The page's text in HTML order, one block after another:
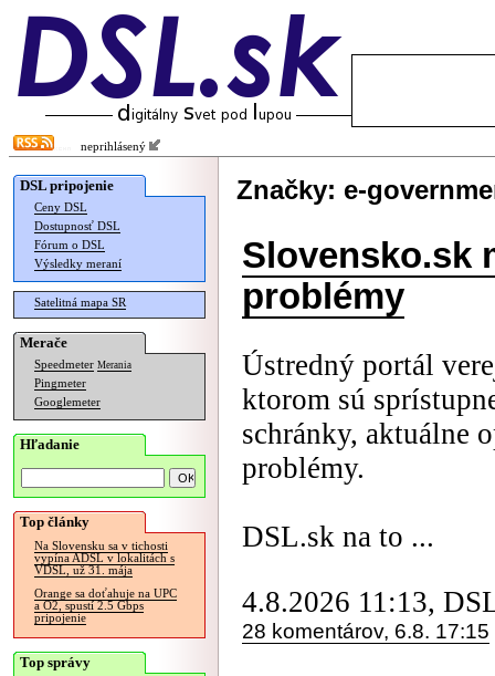
neprihlásený
DSL pripojenie
Ceny DSL
Dostupnosť DSL
Fórum o DSL
Výsledky meraní
Satelitná mapa SR
Merače
Speedmeter Merania
Pingmeter
Googlemeter
Hľadanie
Top články
Na Slovensku sa v tichosti
vypína ADSL v lokalitách s
VDSL, už 31. mája
Orange sa doťahuje na UPC
a O2, spustí 2.5 Gbps
pripojenie
Top správy
Značky: e-
Slovensko.sk
problémy
Ústredný portál
ktorom sú
schránky, aktuálne
problémy.
DSL.sk na to ...
4.8.2026 11:13,
28 komentárov, 6.8. 17:15